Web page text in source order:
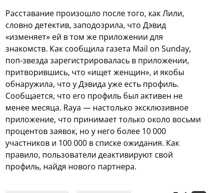
Расставание произошло после того, как Лили,
словно детектив, заподозрила, что Дэвид
«изменяет» ей в том же приложении для
знакомств. Как сообщила газета Mail on Sunday,
поп-звезда зарегистрировалась в приложении,
притворившись, что «ищет женщин», и якобы
обнаружила, что у Дэвида уже есть профиль.
Сообщается, что его профиль был активен не
менее месяца. Raya — настолько эксклюзивное
приложение, что принимает только около восьми
процентов заявок, но у него более 10 000
участников и 100 000 в списке ожидания. Как
правило, пользователи деактивируют свой
профиль, найдя нового партнера.